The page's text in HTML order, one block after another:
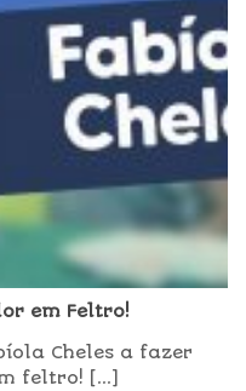
em Feltro!
Cheles a fazer
feltro! [...]